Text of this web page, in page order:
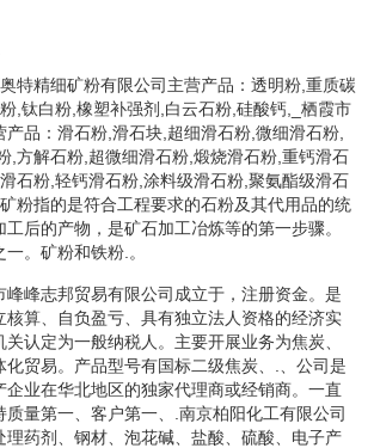
特精细矿粉有限公司主营产品：透明粉,重质碳
,钛白粉,橡塑补强剂,白云石粉,硅酸钙,_栖霞市
品：滑石粉,滑石块,超细滑石粉,微细滑石粉,
,方解石粉,超微细滑石粉,煅烧滑石粉,重钙滑石
石粉,轻钙滑石粉,涂料级滑石粉,聚氨酯级滑石
粉指的是符合工程要求的石粉及其代用品的统
后的产物，是矿石加工冶炼等的第一步骤。
。矿粉和铁粉.。
峰峰志邦贸易有限公司成立于，注册资金。是
核算、自负盈亏、具有独立法人资格的经济实
认定为一般纳税人。主要开展业务为焦炭、
化贸易。产品型号有国标二级焦炭、.、公司是
企业在华北地区的独家代理商或经销商。一直
质量第一、客户第一、.南京柏阳化工有限公司
理药剂、钢材、泡花碱、盐酸、硫酸、电子产